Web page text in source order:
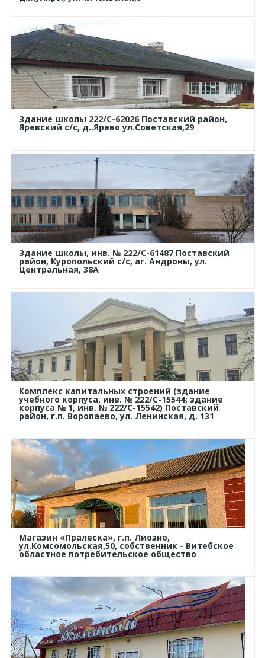
Здание школы 222/С-62026 Поставский район,
Яревский с/с, д..Ярево ул.Советская,29
Здание школы, инв. № 222/С-61487 Поставский
район, Куропольский с/с, аг. Андроны, ул.
Центральная, 38А
Комплекс капитальных строений (здание
учебного корпуса, инв. № 222/С-15544; здание
корпуса № 1, инв. № 222/С-15542) Поставский
район, г.п. Воропаево, ул. Ленинская, д. 131
Магазин «Пралеска», г.п. Лиозно,
ул.Комсомольская,50, собственник - Витебское
областное потребительское общество